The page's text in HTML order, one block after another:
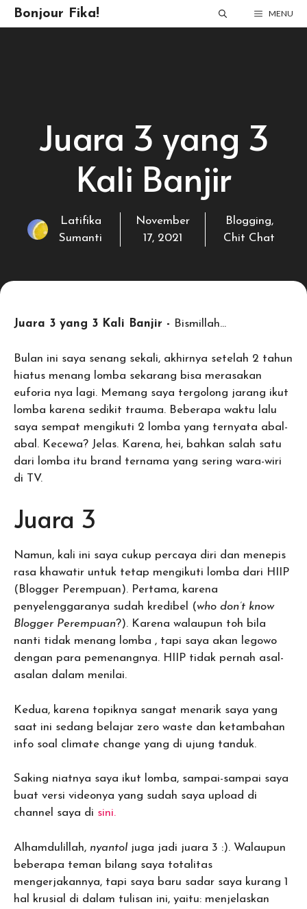
Skip
to
Bonjour Fika! MENU
Juara 3 yang 3
Kali Banjir
Latifika
Sumanti
November
17, 2021
Blogging,
Chit Chat
Juara 3 yang 3 Kali Banjir - Bismillah…
Bulan ini saya senang sekali, akhirnya setelah 2 tahun
hiatus menang lomba sekarang bisa merasakan
euforia nya lagi. Memang saya tergolong jarang ikut
lomba karena sedikit trauma. Beberapa waktu lalu
saya sempat mengikuti 2 lomba yang ternyata abal-
abal. Kecewa? Jelas. Karena, hei, bahkan salah satu
dari lomba itu brand ternama yang sering wara-wiri
di TV.
Juara 3
Namun, kali ini saya cukup percaya diri dan menepis
rasa khawatir untuk tetap mengikuti lomba dari HIIP
(Blogger Perempuan). Pertama, karena
penyelenggaranya sudah kredibel (who don’t know
Blogger Perempuan?). Karena walaupun toh bila
nanti tidak menang lomba , tapi saya akan legowo
dengan para pemenangnya. HIIP tidak pernah asal-
asalan dalam menilai.
Kedua, karena topiknya sangat menarik saya yang
saat ini sedang belajar zero waste dan ketambahan
info soal climate change yang di ujung tanduk.
Saking niatnya saya ikut lomba, sampai-sampai saya
buat versi videonya yang sudah saya upload di
channel saya di sini.
Alhamdulillah, nyantol juga jadi juara 3 :). Walaupun
beberapa teman bilang saya totalitas
mengerjakannya, tapi saya baru sadar saya kurang 1
hal krusial di dalam tulisan ini, yaitu: menjelaskan